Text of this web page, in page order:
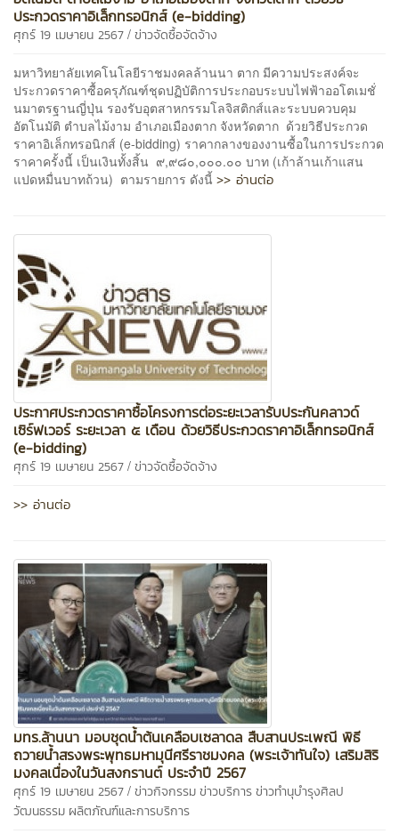
ประกวดราคาอิเล็กทรอนิกส์ (e-bidding)
ศุกร์ 19 เมษายน 2567 / ข่าวจัดซื้อจัดจ้าง
มหาวิทยาลัยเทคโนโลยีราชมงคลล้านนา ตาก มีความประสงค์จะ
ประกวดราคาซื้อครุภัณฑ์ชุดปฏิบัติการประกอบระบบไฟฟ้าออโตเมชั่
นมาตรฐานญี่ปุ่น รองรับอุตสาหกรรมโลจิสติกส์และระบบควบคุม
อัตโนมัติ ตำบลไม้งาม อำเภอเมืองตาก จังหวัดตาก ด้วยวิธีประกวด
ราคาอิเล็กทรอนิกส์ (e-bidding) ราคากลางของงานซื้อในการประกวด
ราคาครั้งนี้ เป็นเงินทั้งสิ้น ๙,๙๘๐,๐๐๐.๐๐ บาท (เก้าล้านเก้าแสน
แปดหมื่นบาทถ้วน) ตามรายการ ดังนี้ >> อ่านต่อ
ประกาศประกวดราคาซื้อโครงการต่อระยะเวลารับประกันคลาวด์
เซิร์ฟเวอร์ ระยะเวลา ๕ เดือน ด้วยวิธีประกวดราคาอิเล็กทรอนิกส์
(e-bidding)
ศุกร์ 19 เมษายน 2567 / ข่าวจัดซื้อจัดจ้าง
>> อ่านต่อ
มทร.ล้านนา มอบชุดน้ำต้นเคลือบเซลาดล สืบสานประเพณี พิธี
ถวายน้ำสรงพระพุทธมหามุนีศรีราชมงคล (พระเจ้าทันใจ) เสริมสิริ
มงคลเนื่องในวันสงกรานต์ ประจำปี 2567
ศุกร์ 19 เมษายน 2567 / ข่าวกิจกรรมข่าวบริการข่าวทำนุบำรุงศิลป
วัฒนธรรม ผลิตภัณฑ์และการบริการ